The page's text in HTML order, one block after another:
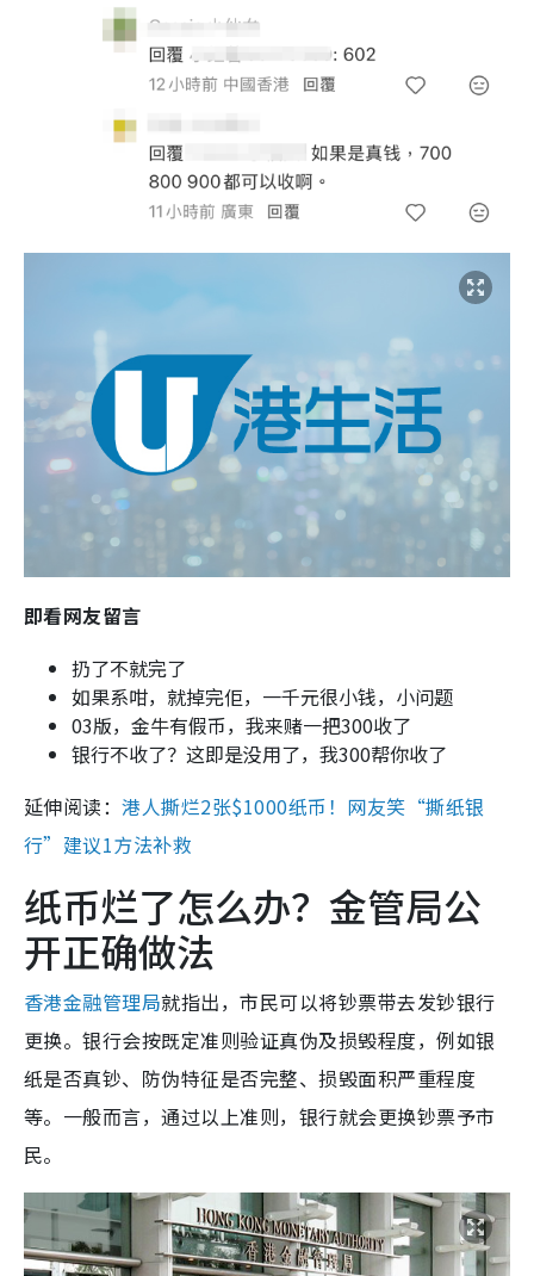
即看网友留言
扔了不就完了
如果系咁，就掉完佢，一千元很小钱，小问题
03版，金牛有假币，我来赌一把300收了
银行不收了？这即是没用了，我300帮你收了
延伸阅读：港人撕烂2张$1000纸币！网友笑“撕纸银
行”建议1方法补救
纸币烂了怎么办？金管局公
开正确做法
香港金融管理局就指出，市民可以将钞票带去发钞银行
更换。银行会按既定准则验证真伪及损毁程度，例如银
纸是否真钞、防伪特征是否完整、损毁面积严重程度
等。一般而言，通过以上准则，银行就会更换钞票予市
民。